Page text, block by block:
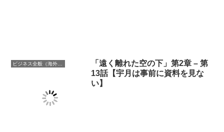
「遠く離れた空の下」第2章 – 第
13話【宇月は事前に資料を見な
い】